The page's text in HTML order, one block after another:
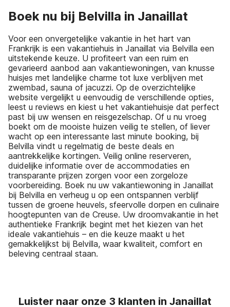
Boek nu bij Belvilla in Janaillat
Voor een onvergetelijke vakantie in het hart van
Frankrijk is een vakantiehuis in Janaillat via Belvilla een
uitstekende keuze. U profiteert van een ruim en
gevarieerd aanbod aan vakantiewoningen, van knusse
huisjes met landelijke charme tot luxe verblijven met
zwembad, sauna of jacuzzi. Op de overzichtelijke
website vergelijkt u eenvoudig de verschillende opties,
leest u reviews en kiest u het vakantiehuisje dat perfect
past bij uw wensen en reisgezelschap. Of u nu vroeg
boekt om de mooiste huizen veilig te stellen, of liever
wacht op een interessante last minute booking, bij
Belvilla vindt u regelmatig de beste deals en
aantrekkelijke kortingen. Veilig online reserveren,
duidelijke informatie over de accommodaties en
transparante prijzen zorgen voor een zorgeloze
voorbereiding. Boek nu uw vakantiewoning in Janaillat
bij Belvilla en verheug u op een ontspannen verblijf
tussen de groene heuvels, sfeervolle dorpen en culinaire
hoogtepunten van de Creuse. Uw droomvakantie in het
authentieke Frankrijk begint met het kiezen van het
ideale vakantiehuis – en die keuze maakt u het
gemakkelijkst bij Belvilla, waar kwaliteit, comfort en
beleving centraal staan.
Luister naar onze 3 klanten in Janaillat